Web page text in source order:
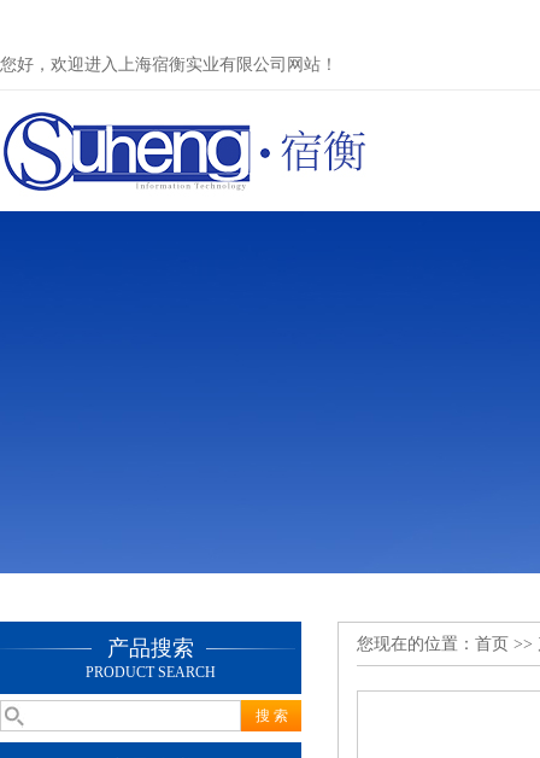
您好，欢迎进入上海宿衡实业有限公司网站！
产品搜索
PRODUCT SEARCH
您现在的位置： 首页 >>